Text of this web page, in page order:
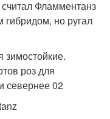
Фламментанз
но ругал